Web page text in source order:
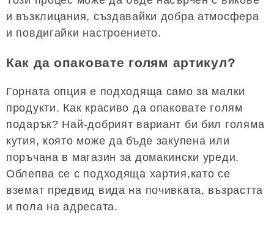
и възклицания, създавайки добра атмосфера
и повдигайки настроението.
Как да опаковате голям артикул?
Горната опция е подходяща само за малки
продукти. Как красиво да опаковате голям
подарък? Най-добрият вариант би бил голяма
кутия, която може да бъде закупена или
поръчана в магазин за домакински уреди.
Облепва се с подходяща хартия,като се
вземат предвид вида на почивката, възрастта
и пола на адресата.